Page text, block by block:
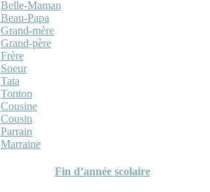
Belle-Maman
Beau-Papa
Grand-mère
Grand-père
Frère
Soeur
Tata
Tonton
Cousine
Cousin
Parrain
Marraine
Fin d’année scolaire